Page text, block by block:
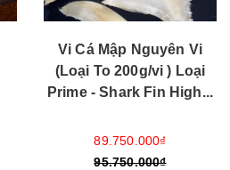
Vi Cá Mập Nguyên Vi
(Loại To 200g/vi ) Loại
Prime - Shark Fin High...
89.750.000₫
95.750.000₫